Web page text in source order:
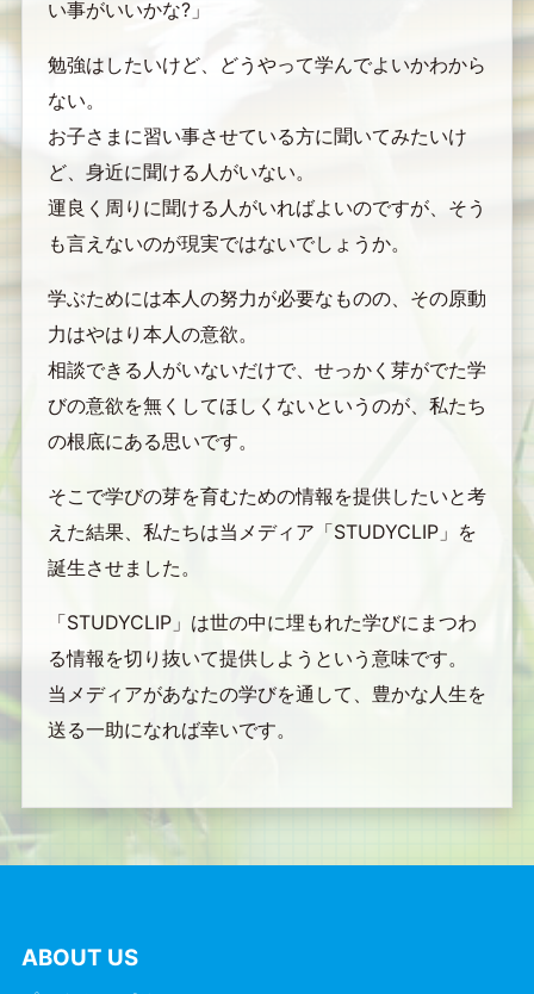
い事がいいかな?」
勉強はしたいけど、どうやって学んでよいかわから
ない。
お子さまに習い事させている方に聞いてみたいけ
ど、身近に聞ける人がいない。
運良く周りに聞ける人がいればよいのですが、そう
も言えないのが現実ではないでしょうか。
学ぶためには本人の努力が必要なものの、その原動
力はやはり本人の意欲。
相談できる人がいないだけで、せっかく芽がでた学
びの意欲を無くしてほしくないというのが、私たち
の根底にある思いです。
そこで学びの芽を育むための情報を提供したいと考
えた結果、私たちは当メディア「STUDYCLIP」を
誕生させました。
「STUDYCLIP」は世の中に埋もれた学びにまつわ
る情報を切り抜いて提供しようという意味です。
当メディアがあなたの学びを通して、豊かな人生を
送る一助になれば幸いです。
ABOUT US